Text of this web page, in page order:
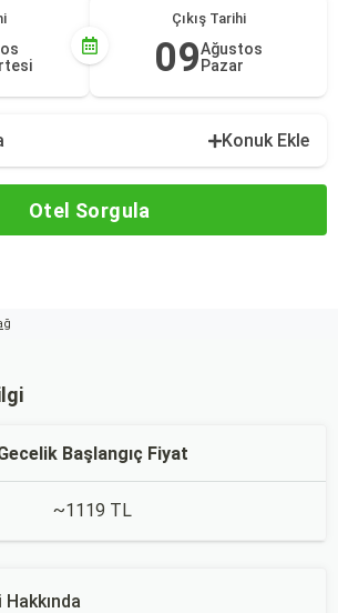
Çıkış Tarihi
09Ağustos
Pazar
Konuk Ekle
Otel Sorgula
Başlangıç Fiyat
~1119 TL